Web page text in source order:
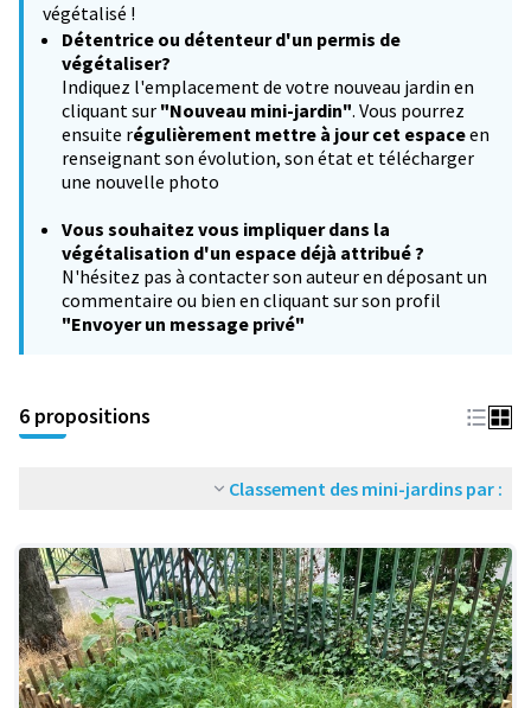
végétalisé !
Détentrice ou détenteur d'un permis de
végétaliser?
Indiquez l'emplacement de votre nouveau jardin en
cliquant sur "Nouveau mini-jardin". Vous pourrez
ensuite régulièrement mettre à jour cet espaceen
renseignant son évolution, son état et télécharger
une nouvelle photo
Vous souhaitez vous impliquer dans la
végétalisation d'un espace déjà attribué ?
N'hésitez pas à contacter son auteur en déposant un
commentaire ou bien en cliquant sur son profil
"Envoyer un message privé"
6 propositions
Classement des mini-jardins par :